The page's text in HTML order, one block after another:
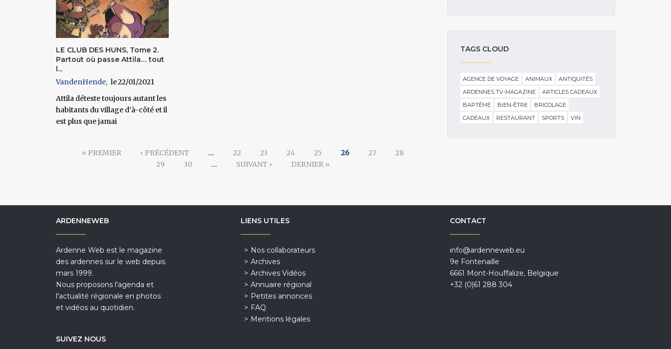
LE CLUB DES HUNS, Tome 2.
Partout où passe Attila… tout
l...
VandenHende
22/01/2021
Attila déteste toujours autant les
habitants du village d’à-côté et il
est plus que jamai
« PREMIER ‹ PRÉCÉDENT … 22 23 24 25 26 27
28
29
30 … SUIVANT › DERNIER »
TAGS CLOUD
AGENCE DE VOYAGE ANIMAUX
ANTIQUITÉS
ARDENNES TV-MAGAZINE
ARTICLES CADEAUX
BAPTÊME
BIEN-ÊTRE
BRICOLAGE
CADEAUX
RESTAURANT SPORTS VIN
ARDENNEWEB
Ardenne Web est le magazine
des ardennes sur le web depuis
mars 1999.
Nous proposons l'agenda et
l'actualité régionale en photos
et vidéos au quotidien.
SUIVEZ NOUS
LIENS UTILES
Nos collaborateurs
Archives
Archives Vidéos
Annuaire régional
Petites annonces
FAQ
Mentions légales
CONTACT
info@ardenneweb.eu
9e Fontenaille
6661 Mont-Houffalize, Belgique
+32 (0)61 288 304